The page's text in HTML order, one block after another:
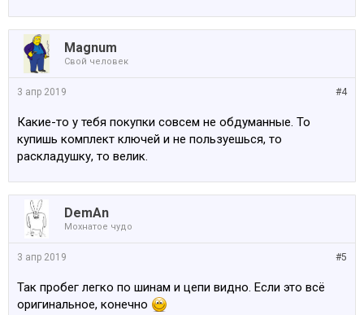
Magnum
Свой человек
#4
3 апр 2019
Какие-то у тебя покупки совсем не обдуманные. То
купишь комплект ключей и не пользуешься, то
раскладушку, то велик.
DemAn
Мохнатое чудо
#5
3 апр 2019
Так пробег легко по шинам и цепи видно. Если это всё
оригинальное, конечно